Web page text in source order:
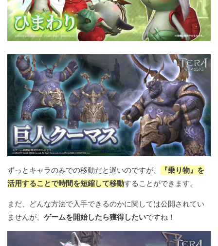
ずっとキャラのみでの移動だと遅いのですが、
『乗り物』を
活用することで時間を短縮して移動することができます。
まだ、どんな方法で入手できるのかに関しては公開されてい
ませんが、 ゲームを開始したら獲得したいですね！